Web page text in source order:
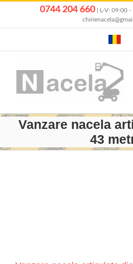
content
0744 204 660| L-V: 09:00 -
Vanzare nacela
43